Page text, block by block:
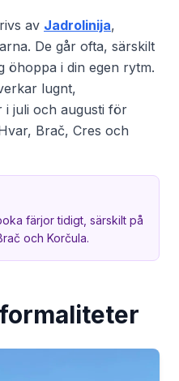
av Jadrolinija,
De går ofta, särskilt
öhoppa i din egen rytm.
lugnt,
i juli och augusti för
Brač, Cres och
färjor tidigt, särskilt på
och Korčula.